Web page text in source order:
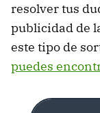
resolver tus
publicidad de
este tipo de
puedes